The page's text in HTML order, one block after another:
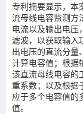
专利摘要显示，本
流母线电容监测方
电流以及输出电压
滤波，以获取输入
出电压的直流分量
计算电容值；根据
该直流母线电容的
重系数；以及根据
应于多个电容值的
值。